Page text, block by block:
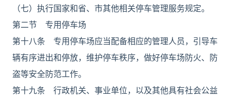
（七）执行国家和省、市其他相关停车管理服务规定。
第二节 专用停车场
第十八条 专用停车场应当配备相应的管理人员，引导车
辆有序进出和停放，维护停车秩序，做好停车场防火、防
盗等安全防范工作。
第十九条 行政机关、事业单位，以及其他具有社会公益